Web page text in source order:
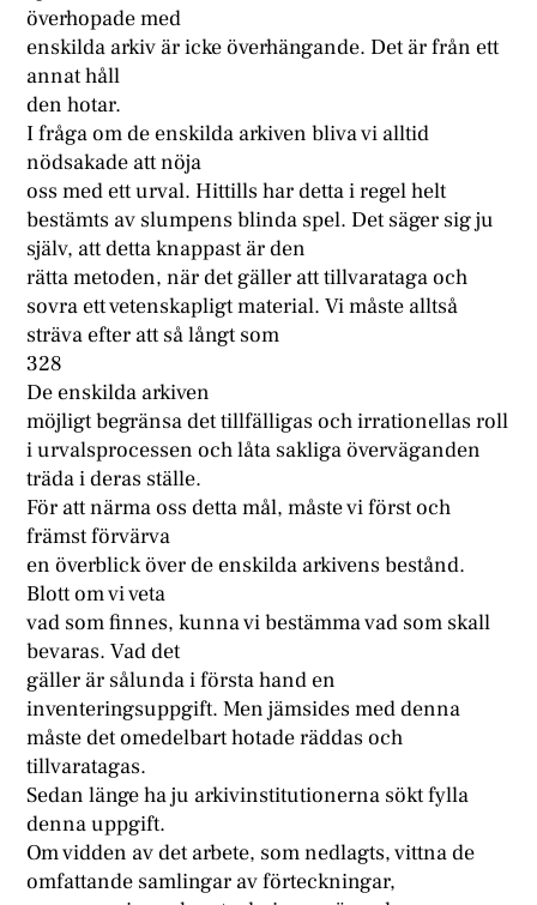
överhopade med
enskilda arkiv är icke överhängande. Det är från ett
annat håll
den hotar.
I fråga om de enskilda arkiven bliva vi alltid
nödsakade att nöja
oss med ett urval. Hittills har detta i regel helt
bestämts av slumpens blinda spel. Det säger sig ju
själv, att detta knappast är den
rätta metoden, när det gäller att tillvarataga och
sovra ett vetenskapligt material. Vi måste alltså
sträva efter att så långt som
328
De enskilda arkiven
möjligt begränsa det tillfälligas och irrationellas roll
i urvalsprocessen och låta sakliga överväganden
träda i deras ställe.
För att närma oss detta mål, måste vi först och
främst förvärva
en överblick över de enskilda arkivens bestånd.
Blott om vi veta
vad som finnes, kunna vi bestämma vad som skall
bevaras. Vad det
gäller är sålunda i första hand en
inventeringsuppgift. Men jämsides med denna
måste det omedelbart hotade räddas och
tillvaratagas.
Sedan länge ha ju arkivinstitutionerna sökt fylla
denna uppgift.
Om vidden av det arbete, som nedlagts, vittna de
omfattande samlingar av förteckningar,